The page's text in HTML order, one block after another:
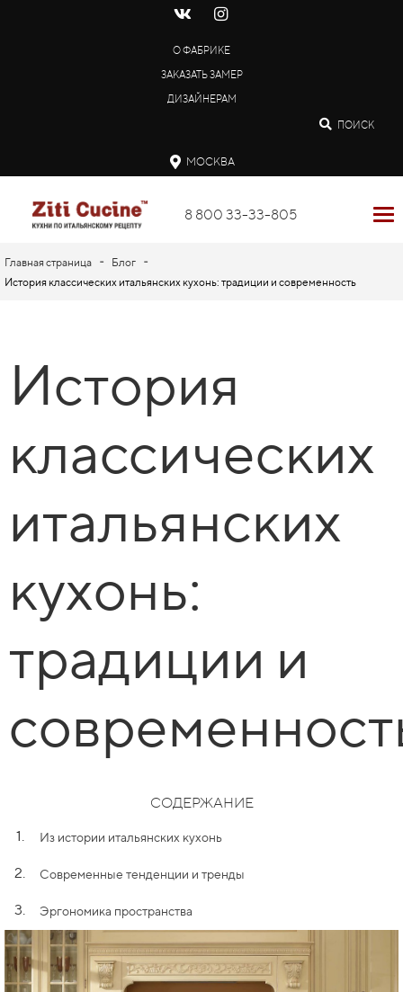
О ФАБРИКЕ
ЗАКАЗАТЬ ЗАМЕР
ДИЗАЙНЕРАМ
ПОИСК
МОСКВА
8 800 33-33-805
Главная страница - Блог -
История классических итальянских кухонь: традиции и современность
История
классических
итальянских
кухонь:
традиции и
СОДЕРЖАНИЕ
1.
Из истории итальянских кухонь
2. Современные тенденции и тренды
3. Эргономика пространства